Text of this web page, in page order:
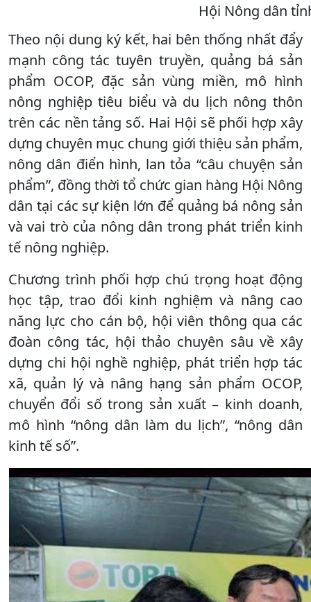
Hội Nông dân
Theo nội dung ký kết, hai bên thống nhất đẩy
mạnh công tác tuyên truyền, quảng bá sản
phẩm OCOP, đặc sản vùng miền, mô hình
nông nghiệp tiêu biểu và du lịch nông thôn
trên các nền tảng số. Hai Hội sẽ phối hợp xây
dựng chuyên mục chung giới thiệu sản phẩm,
nông dân điển hình, lan tỏa “câu chuyện sản
phẩm”, đồng thời tổ chức gian hàng Hội Nông
dân tại các sự kiện lớn để quảng bá nông sản
và vai trò của nông dân trong phát triển kinh
tế nông nghiệp.
Chương trình phối hợp chú trọng hoạt động
học tập, trao đổi kinh nghiệm và nâng cao
năng lực cho cán bộ, hội viên thông qua các
đoàn công tác, hội thảo chuyên sâu về xây
dựng chi hội nghề nghiệp, phát triển hợp tác
xã, quản lý và nâng hạng sản phẩm OCOP,
chuyển đổi số trong sản xuất – kinh doanh,
mô hình “nông dân làm du lịch”, “nông dân
kinh tế số”.